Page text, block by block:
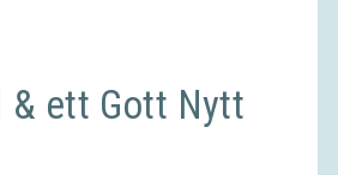
& ett Gott Nytt